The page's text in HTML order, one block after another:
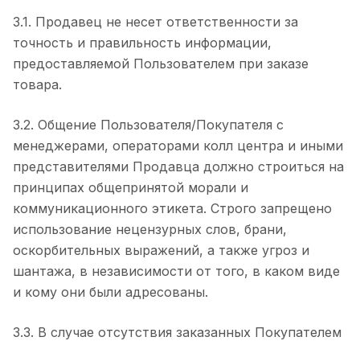
3.1. Продавец не несет ответственности за
точность и правильность информации,
предоставляемой Пользователем при заказе
товара.
3.2. Общение Пользователя/Покупателя с
менеджерами, операторами колл центра и иными
представителями Продавца должно строиться на
принципах общепринятой морали и
коммуникационного этикета. Строго запрещено
использование нецензурных слов, брани,
оскорбительных выражений, а также угроз и
шантажа, в независимости от того, в каком виде
и кому они были адресованы.
3.3. В случае отсутствия заказанных Покупателем